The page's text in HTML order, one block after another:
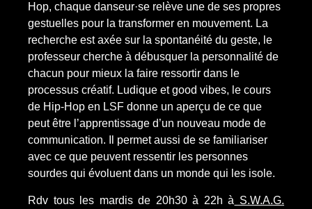
Hop, chaque danseur·se relève une de ses propres
gestuelles pour la transformer en mouvement. La
recherche est axée sur la spontanéité du geste, le
professeur cherche à débusquer la personnalité de
chacun pour mieux la faire ressortir dans le
processus créatif. Ludique et good vibes, le cours
de Hip-Hop en LSF donne un aperçu de ce que
peut être l’apprentissage d’un nouveau mode de
communication. Il permet aussi de se familiariser
avec ce que peuvent ressentir les personnes
sourdes qui évoluent dans un monde qui les isole.
Rdv tous les mardis de 20h30 à 22h à S.W.A.G.